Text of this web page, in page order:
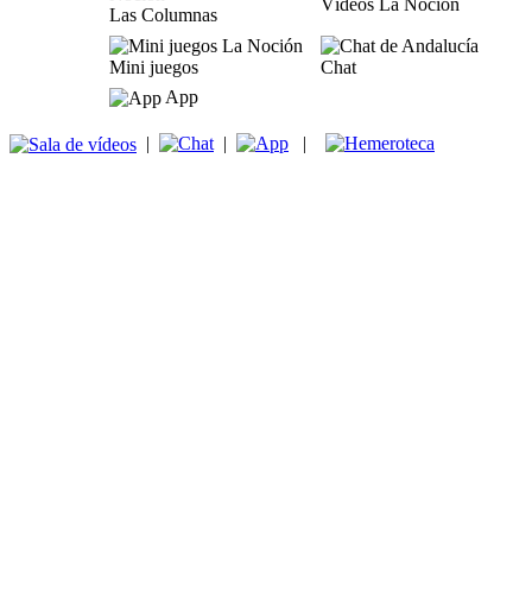
Las Columnas
Vídeos La Noción
Mini juegos
Chat
App
| | |